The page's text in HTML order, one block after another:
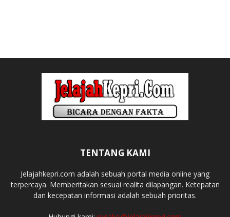
TENTANG KAMI
Jelajahkepri.com adalah sebuah portal media online yang
terpercaya. Memberitakan sesuai realita dilapangan. Ketepatan
dan kecepatan informasi adalah sebuah prioritas.